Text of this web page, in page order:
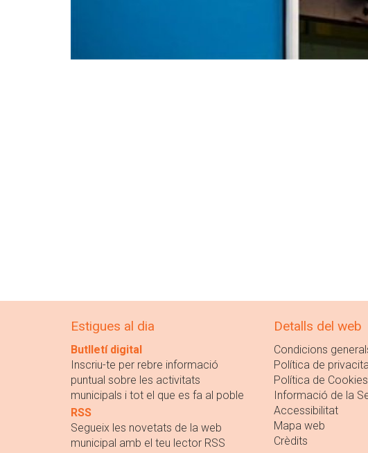
Estigues al dia
Butlletí digital
Inscriu-te per rebre informació
puntual sobre les activitats
municipals i tot el que es fa al poble
RSS
Segueix les novetats de la web
municipal amb el teu lector RSS
Detalls del web
Condicions
Política de
Política de Cookies
Informació de la
Accessibilitat
Mapa web
Crèdits